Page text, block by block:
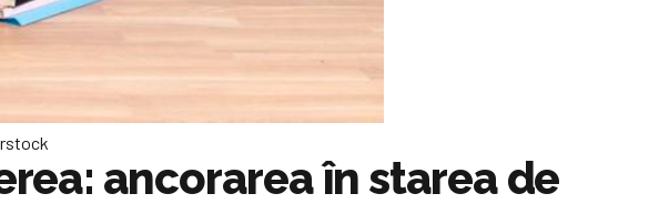
ancorarea în starea de